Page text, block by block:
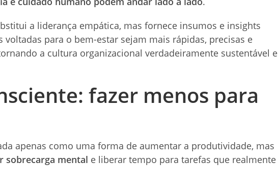
a liderança empática, mas fornece insumos e insights
para o bem-estar sejam mais rápidas, precisas e
a cultura organizacional verdadeiramente sustentável e
fazer menos para
apenas como uma forma de aumentar a produtividade, mas
sobrecarga mental e liberar tempo para tarefas que realmente